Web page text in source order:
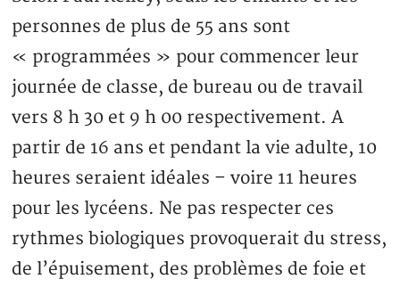
personnes de plus de 55 ans sont
« programmées » pour commencer leur
journée de classe, de bureau ou de travail
vers 8 h 30 et 9 h 00 respectivement. A
partir de 16 ans et pendant la vie adulte, 10
heures seraient idéales – voire 11 heures
pour les lycéens. Ne pas respecter ces
rythmes biologiques provoquerait du stress,
de l’épuisement, des problèmes de foie et